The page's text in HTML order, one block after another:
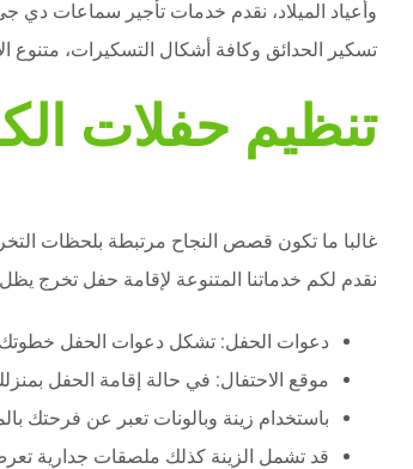
وأعياد الميلاد، نقدم خدمات تأجير سماعات دي
تسكير الحدائق وكافة أشكال التسكيرات، متنوع
تنظيم حفلات
غالبا ما تكون قصص النجاح مرتبطة بلحظات
نقدم لكم خدماتنا المتنوعة لإقامة حفل تخرج
دعوات الحفل: تشكل دعوات الحفل خطوتك
موقع الاحتفال: في حالة إقامة الحفل
باستخدام زينة وبالونات تعبر عن فرحتك
قد تشمل الزينة كذلك ملصقات جدارية